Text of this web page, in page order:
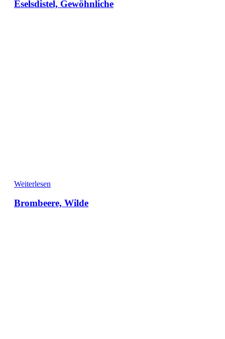
Eselsdistel, Gewöhnliche
Weiterlesen
Brombeere, Wilde